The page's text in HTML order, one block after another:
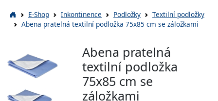
E-Shop Inkontinence Podložky
Textilní podložky
Abena pratelná textilní podložka 75x85 cm se záložkami
Abena pratelná
textilní podložka
75x85 cm se
záložkami